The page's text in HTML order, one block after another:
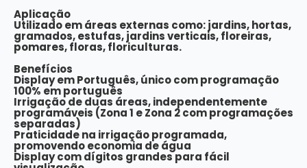
Aplicação
Utilizado em áreas externas como: jardins, hortas,
gramados, estufas, jardins verticais, floreiras,
pomares, floras, floriculturas.
Benefícios
Display em Português, único com programação
100% em português
Irrigação de duas áreas, independentemente
programáveis (Zona 1 e Zona 2 com programações
separadas)
Praticidade na irrigação programada,
promovendo economia de água
Display com dígitos grandes para fácil